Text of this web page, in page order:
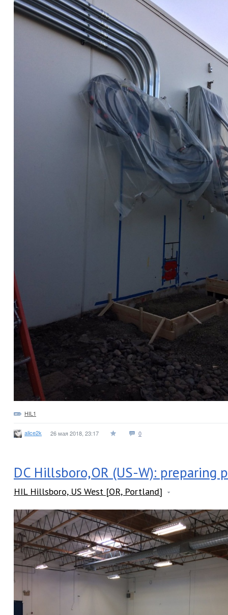
HIL1
alice2k 26 мая 2018, 23:17 0
DC Hillsboro,OR (US-W): preparing
HIL Hillsboro, US West [OR, Portland]